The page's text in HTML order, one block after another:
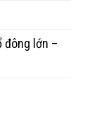
đông lớn –